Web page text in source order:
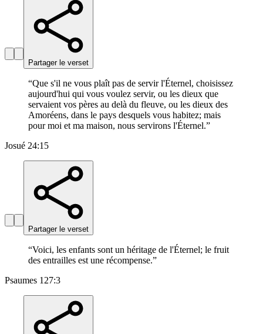
Partager le verset
“Que s'il ne vous plaît pas de servir l'Éternel, choisissez
aujourd'hui qui vous voulez servir, ou les dieux que
servaient vos pères au delà du fleuve, ou les dieux des
Amoréens, dans le pays desquels vous habitez; mais
pour moi et ma maison, nous servirons l'Éternel.”
Josué 24:15
Partager le verset
“Voici, les enfants sont un héritage de l'Éternel; le fruit
des entrailles est une récompense.”
Psaumes 127:3